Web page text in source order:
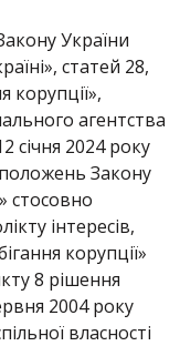
України
статей 28,
корупції»,
агентства
січня 2024 року
Закону
стосовно
інтересів,
корупції»
8 рішення
2004 року
власності